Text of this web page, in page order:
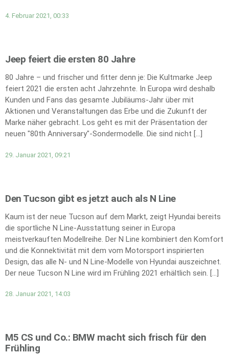
4. Februar 2021, 00:33
Jeep feiert die ersten 80 Jahre
80 Jahre – und frischer und fitter denn je: Die Kultmarke Jeep
feiert 2021 die ersten acht Jahrzehnte. In Europa wird deshalb
Kunden und Fans das gesamte Jubiläums-Jahr über mit
Aktionen und Veranstaltungen das Erbe und die Zukunft der
Marke näher gebracht. Los geht es mit der Präsentation der
neuen "80th Anniversary"-Sondermodelle. Die sind nicht […]
29. Januar 2021, 09:21
Den Tucson gibt es jetzt auch als N Line
Kaum ist der neue Tucson auf dem Markt, zeigt Hyundai bereits
die sportliche N Line-Ausstattung seiner in Europa
meistverkauften Modellreihe. Der N Line kombiniert den Komfort
und die Konnektivität mit dem vom Motorsport inspirierten
Design, das alle N- und N Line-Modelle von Hyundai auszeichnet.
Der neue Tucson N Line wird im Frühling 2021 erhältlich sein. […]
28. Januar 2021, 14:03
M5 CS und Co.: BMW macht sich frisch für den
Frühling